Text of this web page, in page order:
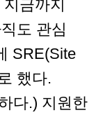
금까지
도 관심
SRE(Site
했다.
다.) 지원한